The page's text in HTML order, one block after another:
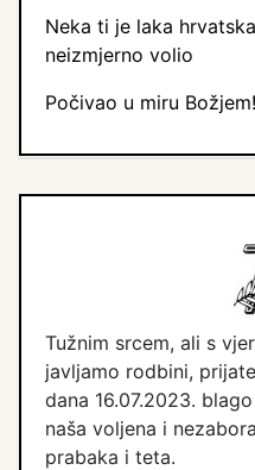
Neka ti je laka
neizmjerno volio
Počivao u miru Božjem!
Tužnim srcem, ali s
javljamo rodbini,
dana 16.07.2023.
naša voljena i
prabaka i teta.